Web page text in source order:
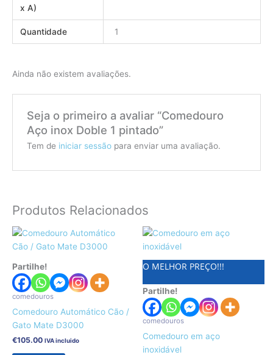
x A)
Quantidade 1
Ainda não existem avaliações.
Seja o primeiro a avaliar “Comedouro
Aço inox Doble 1 pintado”
Tem de iniciar sessãopara enviar uma avaliação.
Produtos Relacionados
Partilhe!
comedouros
Comedouro Automático Cão /
Gato Mate D3000
€105.00 IVA incluido
O MELHOR PREÇO!!!
Partilhe!
comedouros
Comedouro em aço
inoxidável